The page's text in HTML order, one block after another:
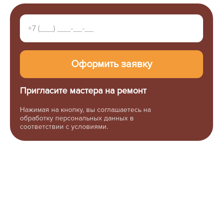
Пригласите мастера на ремонт
Нажимая на кнопку, вы соглашаетесь на
обработку персональных данных в
соответствии с условиями.